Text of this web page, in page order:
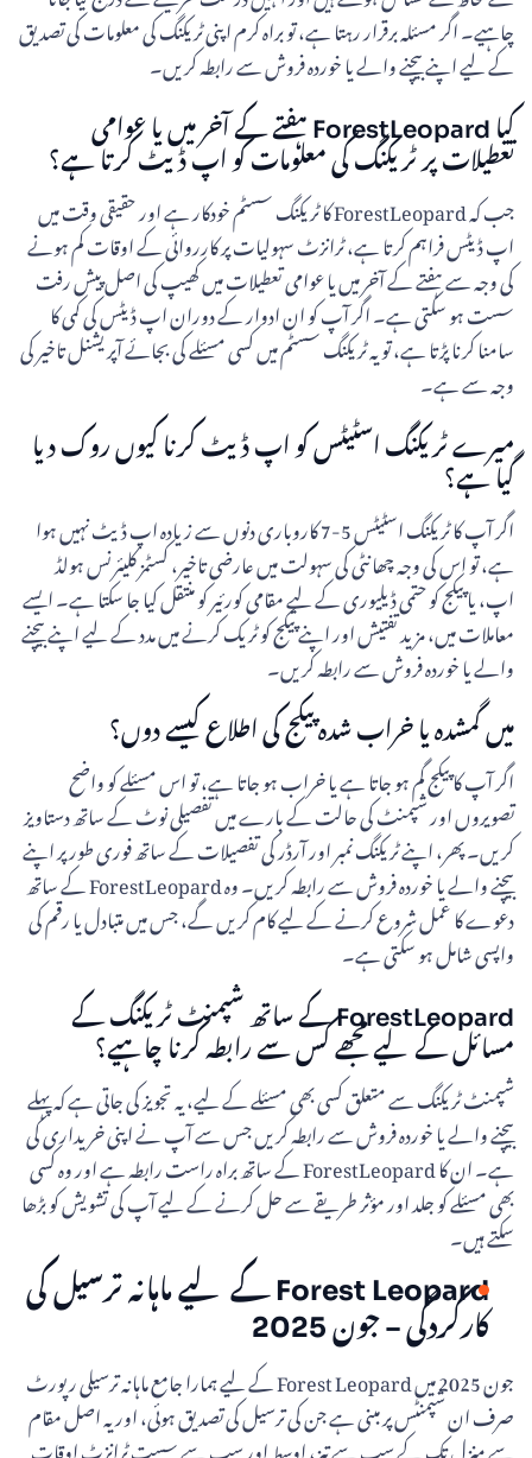
چاہیے۔ اگر مسئلہ برقرار رہتا ہے، تو براہ کرم اپنی ٹریکنگ کی معلومات کی تصدیق
کے لیے اپنے بیچنے والے یا خوردہ فروش سے رابطہ کریں۔
کیا ForestLeopard ہفتے کے آخر میں یا عوامی
تعطیلات پر ٹریکنگ کی معلومات کو اپ ڈیٹ کرتا ہے؟
جب کہ ForestLeopard کا ٹریکنگ سسٹم خودکار ہے اور حقیقی وقت میں
اپ ڈیٹس فراہم کرتا ہے، ٹرانزٹ سہولیات پر کارروائی کے اوقات کم ہونے
کی وجہ سے ہفتے کے آخر میں یا عوامی تعطیلات میں کھیپ کی اصل پیش رفت
سست ہو سکتی ہے۔ اگر آپ کو ان ادوار کے دوران اپ ڈیٹس کی کمی کا
سامنا کرنا پڑتا ہے، تو یہ ٹریکنگ سسٹم میں کسی مسئلے کی بجائے آپریشنل تاخیر کی
وجہ سے ہے۔
میرے ٹریکنگ اسٹیٹس کو اپ ڈیٹ کرنا کیوں روک دیا
گیا ہے؟
اگر آپ کا ٹریکنگ اسٹیٹس 5-7 کاروباری دنوں سے زیادہ اپ ڈیٹ نہیں ہوا
ہے، تو اس کی وجہ چھانٹی کی سہولت میں عارضی تاخیر، کسٹمز کلیئرنس ہولڈ
اپ، یا پیکج کو حتمی ڈیلیوری کے لیے مقامی کورئیر کو منتقل کیا جا سکتا ہے۔ ایسے
معاملات میں، مزید تفتیش اور اپنے پیکج کو ٹریک کرنے میں مدد کے لیے اپنے بیچنے
والے یا خوردہ فروش سے رابطہ کریں۔
میں گمشدہ یا خراب شدہ پیکج کی اطلاع کیسے دوں؟
اگر آپ کا پیکج گم ہو جاتا ہے یا خراب ہو جاتا ہے، تو اس مسئلے کو واضح
تصویروں اور شپمنٹ کی حالت کے بارے میں تفصیلی نوٹ کے ساتھ دستاویز
کریں۔ پھر، اپنے ٹریکنگ نمبر اور آرڈر کی تفصیلات کے ساتھ فوری طور پر اپنے
بیچنے والے یا خوردہ فروش سے رابطہ کریں۔ وہ ForestLeopard کے ساتھ
دعوے کا عمل شروع کرنے کے لیے کام کریں گے، جس میں متبادل یا رقم کی
واپسی شامل ہو سکتی ہے۔
ForestLeopard کے ساتھ شپمنٹ ٹریکنگ کے
مسائل کے لیے مجھے کس سے رابطہ کرنا چاہیے؟
شپمنٹ ٹریکنگ سے متعلق کسی بھی مسئلے کے لیے، یہ تجویز کی جاتی ہے کہ پہلے
بیچنے والے یا خوردہ فروش سے رابطہ کریں جس سے آپ نے اپنی خریداری کی
ہے۔ ان کا ForestLeopard کے ساتھ براہ راست رابطہ ہے اور وہ کسی
بھی مسئلے کو جلد اور مؤثر طریقے سے حل کرنے کے لیے آپ کی تشویش کو بڑھا
سکتے ہیں۔
Forest Leopard کے لیے ماہانہ ترسیل کی
کارکردگی – جون 2025
جون 2025 میں Forest Leopard کے لیے ہمارا جامع ماہانہ ترسیلی رپورٹ
صرف ان شپمنٹس پر مبنی ہے جن کی ترسیل کی تصدیق ہوئی، اور یہ اصل مقام